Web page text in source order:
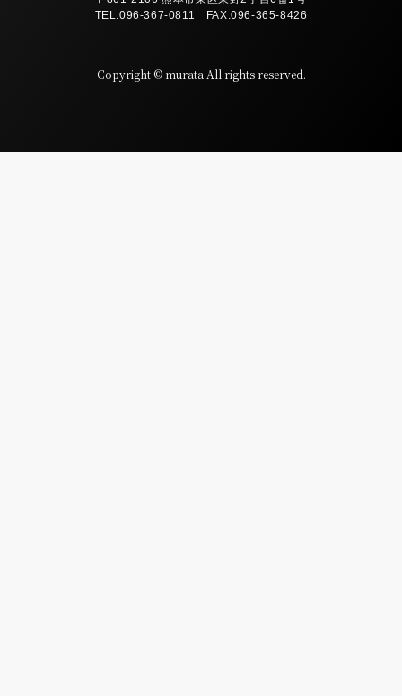
TEL:096-367-0811 FAX:096-365-8426
Copyright © murata All rights reserved.